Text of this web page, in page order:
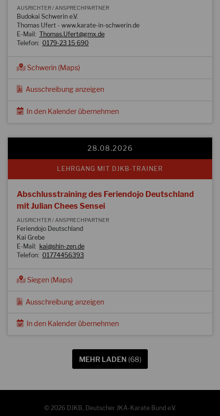
AUSRICHTER / ANSPRECHPARTNER
Budokai Schwerin e.V.
Thomas Ufert - www.karate-in-schwerin.de
E-Mail: Thomas.Ufert@gmx.de
Telefon: 0179-23 15 690
Schwerin (Maps)
Ausschreibung anzeigen
In den Kalender übernehmen
28.08.2026
LEHRGANG MIT DJKB-TRAINER
Abschlusstraining des Feriendojo Deutschland
mit Julian Chees Sensei
AUSRICHTER / ANSPRECHPARTNER
Feriendojo Deutschland
Kai Grebe
E-Mail: kai@shin-zen.de
Telefon: 01774456393
Siegen (Maps)
Ausschreibung anzeigen
In den Kalender übernehmen
MEHR LADEN (68)
© 2026 DJKB, Deutscher JKA-Karate Bund e.V.